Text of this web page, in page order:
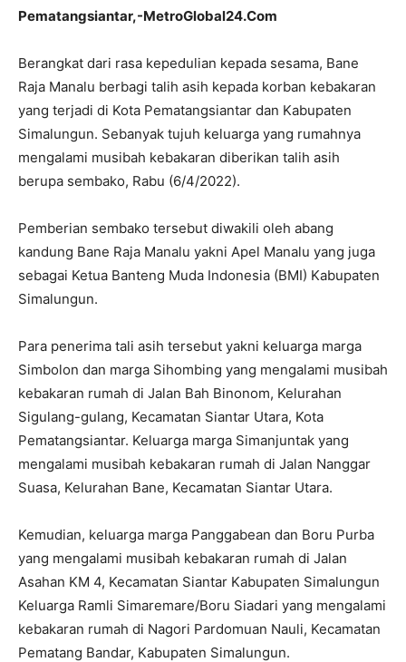
Pematangsiantar,-MetroGlobal24.Com
Berangkat dari rasa kepedulian kepada sesama, Bane
Raja Manalu berbagi talih asih kepada korban kebakaran
yang terjadi di Kota Pematangsiantar dan Kabupaten
Simalungun. Sebanyak tujuh keluarga yang rumahnya
mengalami musibah kebakaran diberikan talih asih
berupa sembako, Rabu (6/4/2022).
Pemberian sembako tersebut diwakili oleh abang
kandung Bane Raja Manalu yakni Apel Manalu yang juga
sebagai Ketua Banteng Muda Indonesia (BMI) Kabupaten
Simalungun.
Para penerima tali asih tersebut yakni keluarga marga
Simbolon dan marga Sihombing yang mengalami musibah
kebakaran rumah di Jalan Bah Binonom, Kelurahan
Sigulang-gulang, Kecamatan Siantar Utara, Kota
Pematangsiantar. Keluarga marga Simanjuntak yang
mengalami musibah kebakaran rumah di Jalan Nanggar
Suasa, Kelurahan Bane, Kecamatan Siantar Utara.
Kemudian, keluarga marga Panggabean dan Boru Purba
yang mengalami musibah kebakaran rumah di Jalan
Asahan KM 4, Kecamatan Siantar Kabupaten Simalungun
Keluarga Ramli Simaremare/Boru Siadari yang mengalami
kebakaran rumah di Nagori Pardomuan Nauli, Kecamatan
Pematang Bandar, Kabupaten Simalungun.